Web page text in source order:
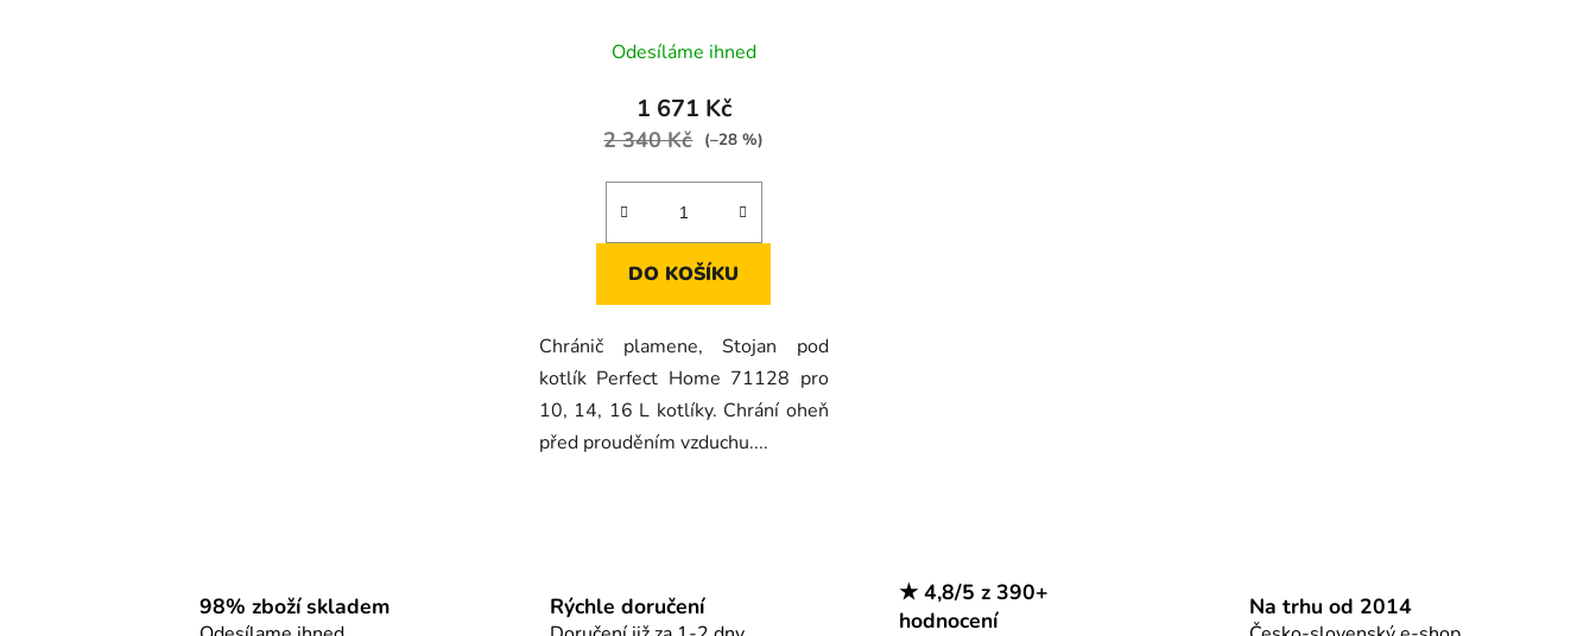
Odesíláme ihned
1 671 Kč
2 340 Kč (–28 %)
DO KOŠÍKU
Chránič plamene, Stojan pod
kotlík Perfect Home 71128 pro
10, 14, 16 L kotlíky. Chrání oheň
před prouděním vzduchu....
á
98% zboží skladem Rýchle doručení
★ 4,8/5 z 390+
hodnocení
Na trhu od 2014